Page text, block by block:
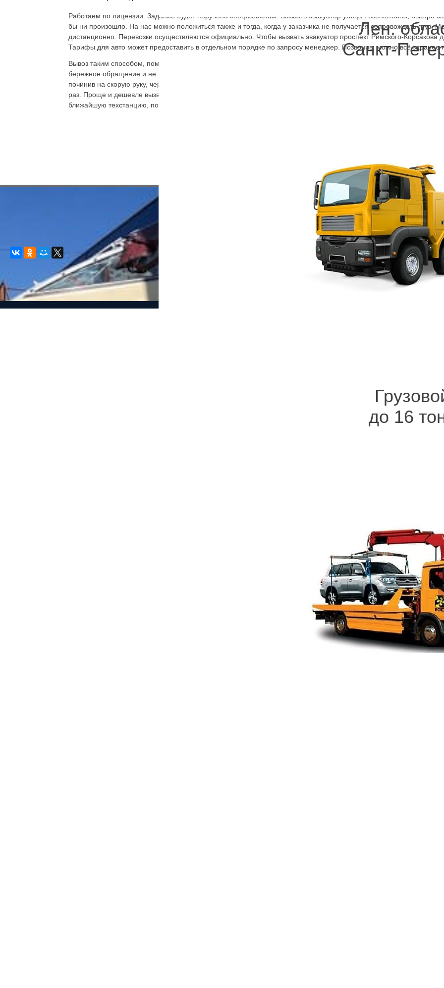
Лен.
Санкт-
до 16
Работаем по лицензии. Задание будет поручено специалистам. Вызвать эвакуатор улица Розенштейна, быстро
бы ни произошло. На нас можно положиться также и тогда, когда у заказчика не получается сопровождать груз.
дистанционно. Перевозки осуществляются официально. Чтобы вызвать эвакуатор проспект Римского-Корсакова
Тарифы для авто может предоставить в отдельном порядке по запросу менеджер. Позвонив, можно всё заранее
Вывоз таким способом, помощь эвакуатора это наиболее правильный технически способ, так как обеспечивается
бережное обращение и не повреждается механизм автомобиля ещё больше. Выжав ещё немного из машины,
починив на скорую руку, через пару метров можно вновь поломаться и неизвестно, чем обернётся авария на этот
раз. Проще и дешевле вызвать эвакуатор улица Розенштейна, быстрее. В Ленинградской области доставим на
ближайшую техстанцию, по месту и в соседние населённые пункты – аккуратно, правильно, с комфортом.
.
© 2008-2021 mvvknives.ru Эвакуатор в Санкт-Петербурге и Ленинградской области.Продвижение